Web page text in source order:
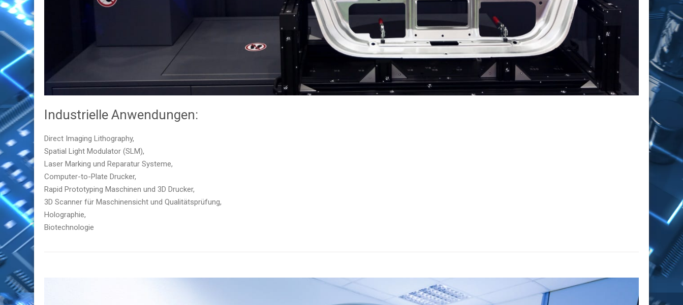
Industrielle Anwendungen:
Direct Imaging Lithography,
Spatial Light Modulator (SLM),
Laser Marking und Reparatur Systeme,
Computer-to-Plate Drucker,
Rapid Prototyping Maschinen und 3D Drucker,
3D Scanner für Maschinensicht und Qualitätsprüfung,
Holographie,
Biotechnologie